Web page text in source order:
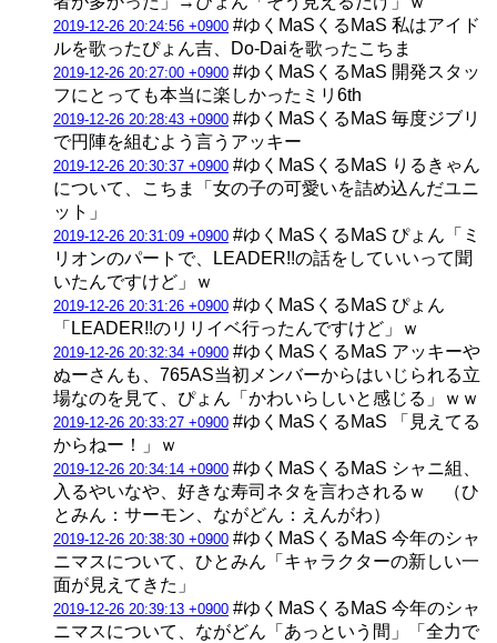
2019-12-26 20:24:56 +0900 #ゆくMaSくるMaS 私はアイド
ルを歌ったぴょん吉、Do-Daiを歌ったこちま
2019-12-26 20:27:00 +0900 #ゆくMaSくるMaS 開発スタッ
フにとっても本当に楽しかったミリ6th
2019-12-26 20:28:43 +0900 #ゆくMaSくるMaS 毎度ジブリ
で円陣を組むよう言うアッキー
2019-12-26 20:30:37 +0900 #ゆくMaSくるMaS りるきゃん
について、こちま「女の子の可愛いを詰め込んだユニ
ット」
2019-12-26 20:31:09 +0900 #ゆくMaSくるMaS ぴょん「ミ
リオンのパートで、LEADER!!の話をしていいって聞
いたんですけど」ｗ
2019-12-26 20:31:26 +0900 #ゆくMaSくるMaS ぴょん
「LEADER!!のリリイベ行ったんですけど」ｗ
2019-12-26 20:32:34 +0900 #ゆくMaSくるMaS アッキーや
ぬーさんも、765AS当初メンバーからはいじられる立
場なのを見て、ぴょん「かわいらしいと感じる」ｗｗ
2019-12-26 20:33:27 +0900 #ゆくMaSくるMaS 「見えてる
からねー！」ｗ
2019-12-26 20:34:14 +0900 #ゆくMaSくるMaS シャニ組、
入るやいなや、好きな寿司ネタを言わされるｗ （ひ
とみん：サーモン、ながどん：えんがわ）
2019-12-26 20:38:30 +0900 #ゆくMaSくるMaS 今年のシャ
ニマスについて、ひとみん「キャラクターの新しい一
面が見えてきた」
2019-12-26 20:39:13 +0900 #ゆくMaSくるMaS 今年のシャ
ニマスについて、ながどん「あっという間」「全力で